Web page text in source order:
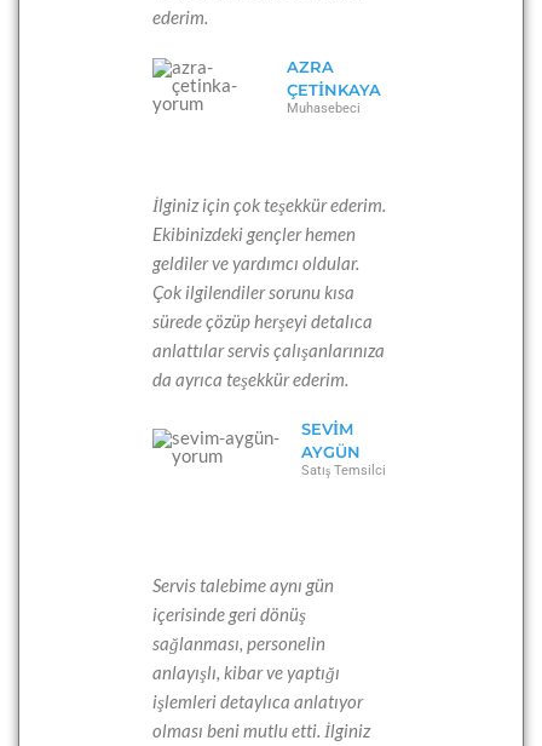
ederim.
AZRA
ÇETINKAYA
Muhasebeci
İlginiz için çok teşekkür ederim.
Ekibinizdeki gençler hemen
geldiler ve yardımcı oldular.
Çok ilgilendiler sorunu kısa
sürede çözüp herşeyi detalıca
anlattılar servis çalışanlarınıza
da ayrıca teşekkür ederim.
SEVIM
AYGÜN
Satış Temsilci
Servis talebime aynı gün
içerisinde geri dönüş
sağlanması, personelin
anlayışlı, kibar ve yaptığı
işlemleri detaylıca anlatıyor
olması beni mutlu etti. İlginiz